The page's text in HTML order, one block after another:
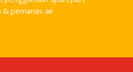
& pemanas air